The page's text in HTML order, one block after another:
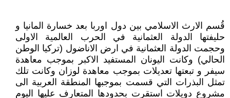
قُسم الارث الاسلامي بين دول اوربا بعد خسارة المانيا و
حليفتها الدولة العثمانية في الحرب العالمية الاولى
وحجمت الدولة العثمانية في ارض الاناضول (تركيا الوطن
الحالي) وكانت اليونان المستفيد الاكبر بموجب معاهدة
سيفر و تبعتها تعديلات بموجب معاهدة لوزان وكانت تلك
تمثل البذرات التي قسمت بموجبها المنطقة العربية الى
مشروع دويلات استقرت بحدودها المتعارف عليها اليوم